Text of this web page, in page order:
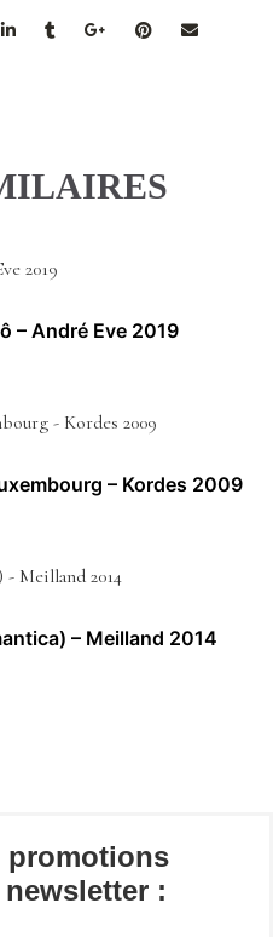
– André Eve 2019
– Kordes 2009
– Meilland 2014
promotions
newsletter :